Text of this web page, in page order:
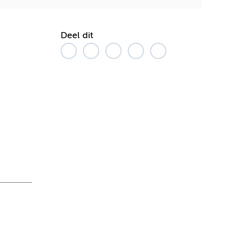
Deel dit